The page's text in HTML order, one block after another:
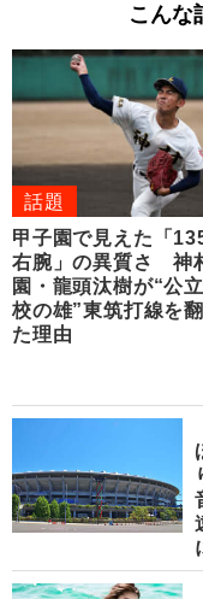
こんな
話題
甲子園で見えた「
右腕」の異質さ 神
園・龍頭汰樹が“公
校の雄”東筑打線を
た理由